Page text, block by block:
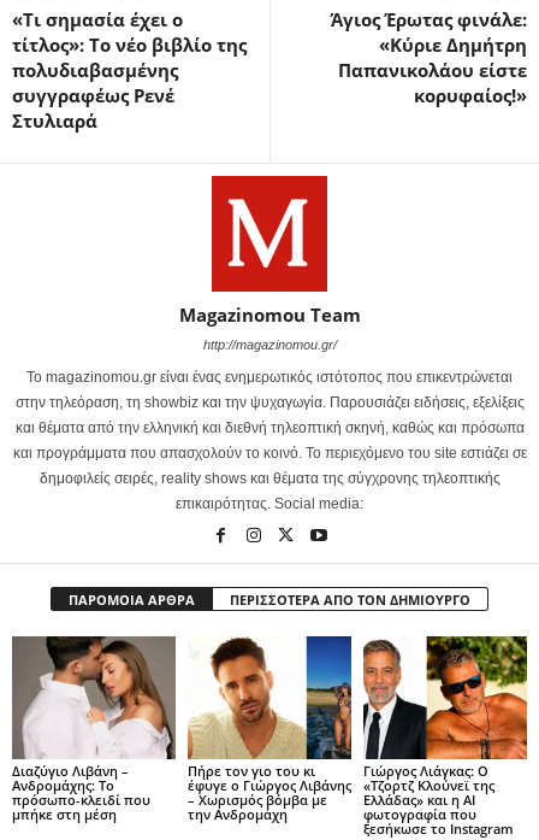
«Τι σημασία έχει ο
τίτλος»: Το νέο βιβλίο της
πολυδιαβασμένης
συγγραφέως Ρενέ
Στυλιαρά
Άγιος Έρωτας φινάλε:
«Κύριε Δημήτρη
Παπανικολάου είστε
κορυφαίος!»
Magazinomou Team
http://magazinomou.gr/
Το magazinomou.gr είναι ένας ενημερωτικός ιστότοπος που επικεντρώνεται
στην τηλεόραση, τη showbiz και την ψυχαγωγία. Παρουσιάζει ειδήσεις, εξελίξεις
και θέματα από την ελληνική και διεθνή τηλεοπτική σκηνή, καθώς και πρόσωπα
και προγράμματα που απασχολούν το κοινό. Το περιεχόμενο του site εστιάζει σε
δημοφιλείς σειρές, reality shows και θέματα της σύγχρονης τηλεοπτικής
επικαιρότητας. Social media:
ΠΑΡΟΜΟΙΑ ΑΡΘΡΑ ΠΕΡΙΣΣΟΤΕΡΑ ΑΠΟ ΤΟΝ ΔΗΜΙΟΥΡΓΟ
Διαζύγιο Λιβάνη –
Ανδρομάχης: Το
πρόσωπο-κλειδί που
μπήκε στη μέση
Πήρε τον γιο του κι
έφυγε ο Γιώργος Λιβάνης
– Χωρισμός βόμβα με
την Ανδρομάχη
Γιώργος Λιάγκας: Ο
«Τζορτζ Κλούνεϊ της
Ελλάδας» και η AI
φωτογραφία που
ξεσήκωσε το Instagram